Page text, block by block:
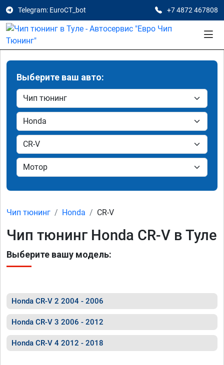
Telegram: EuroCT_bot +7 4872 467808
Выберите ваш авто:
Чип тюнинг Honda CR-V
Чип тюнинг Honda CR-V в Туле
Выберите вашу модель:
Honda CR-V 2 2004 - 2006
Honda CR-V 3 2006 - 2012
Honda CR-V 4 2012 - 2018